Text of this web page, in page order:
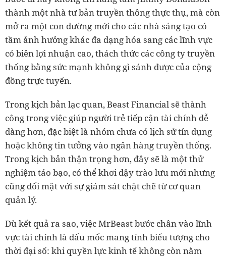
thành một nhà tư bản truyền thông thực thụ, mà còn
mở ra một con đường mới cho các nhà sáng tạo có
tầm ảnh hưởng khác đa dạng hóa sang các lĩnh vực
có biên lợi nhuận cao, thách thức các công ty truyền
thống bằng sức mạnh không gì sánh được của cộng
đồng trực tuyến.
Trong kịch bản lạc quan, Beast Financial sẽ thành
công trong việc giúp người trẻ tiếp cận tài chính dễ
dàng hơn, đặc biệt là nhóm chưa có lịch sử tín dụng
hoặc không tin tưởng vào ngân hàng truyền thống.
Trong kịch bản thận trọng hơn, đây sẽ là một thử
nghiệm táo bạo, có thể khơi dậy trào lưu mới nhưng
cũng đối mặt với sự giám sát chặt chẽ từ cơ quan
quản lý.
Dù kết quả ra sao, việc MrBeast bước chân vào lĩnh
vực tài chính là dấu mốc mang tính biểu tượng cho
thời đại số: khi quyền lực kinh tế không còn nằm